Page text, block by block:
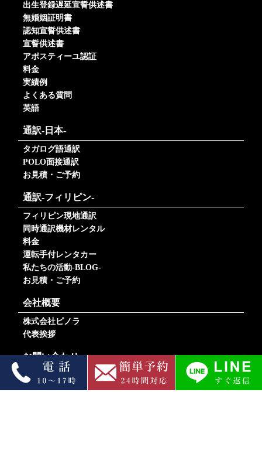
出生登録遅延宣誓供述書
無婚姻証明書
認知宣誓供述書
宣誓供述書
アポスティーユ認証
料金
実績例
よくある質問
英語
通訳-日本-
タガログ語通訳
POLO面接通訳
お見積・ご予約
通訳-フィリピン-
フィリピン現地通訳
同時通訳機材レンタル
料金
運転手付レンタカー
私たちの活動-BLOG-
お見積・ご予約
会社概要
株式会社ピノラ
代表挨拶
お問い合わせ
翻訳のお見積
通訳のお見積・ご予約